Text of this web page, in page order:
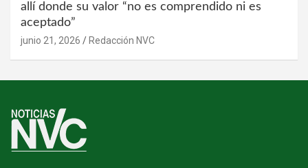
allí donde su valor “no es comprendido ni es
aceptado”
junio 21, 2026 Redacción NVC